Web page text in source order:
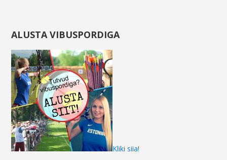
ALUSTA VIBUSPORDIGA
Kliki siia!